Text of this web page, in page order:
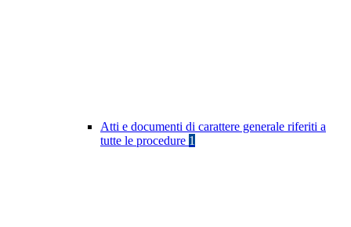
Atti e documenti di carattere generale riferiti a
tutte le procedure 1